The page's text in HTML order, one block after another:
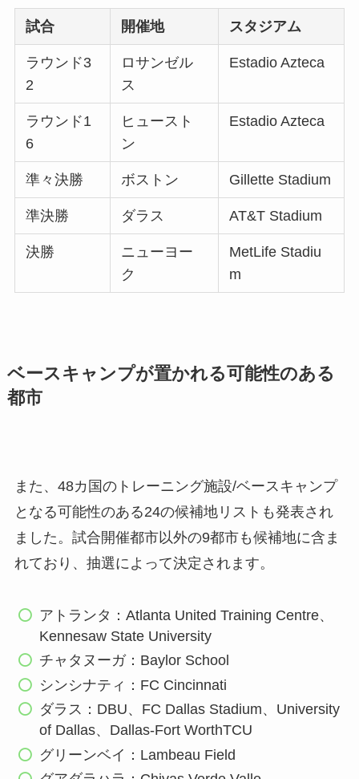
試合 開催地 スタジアム
ラウンド3
2
ロサンゼル
ス
Estadio Azteca
ラウンド1
6
ヒュースト
ン
Estadio Azteca
準々決勝 ボストン Gillette Stadium
準決勝 ダラス AT&T Stadium
決勝
ニューヨー
ク
MetLife Stadiu
m
ベースキャンプが置かれる可能性のある
都市
また、48カ国のトレーニング施設/ベースキャンプ
となる可能性のある24の候補地リストも発表され
ました。試合開催都市以外の9都市も候補地に含ま
れており、抽選によって決定されます。
アトランタ：Atlanta United Training Centre、
Kennesaw State University
チャタヌーガ：Baylor School
シンシナティ：FC Cincinnati
ダラス：DBU、FC Dallas Stadium、University
of Dallas、Dallas-Fort WorthTCU
グリーンベイ：Lambeau Field